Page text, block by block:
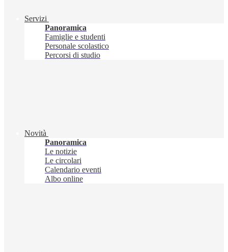
Servizi
Panoramica
Famiglie e studenti
Personale scolastico
Percorsi di studio
Novità
Panoramica
Le notizie
Le circolari
Calendario eventi
Albo online